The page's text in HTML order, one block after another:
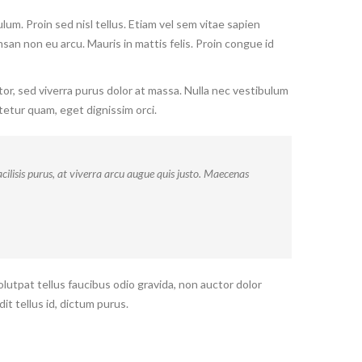
Proin sed nisl tellus. Etiam vel sem vitae sapien
non eu arcu. Mauris in mattis felis. Proin congue id
sed viverra purus dolor at massa. Nulla nec vestibulum
quam, eget dignissim orci.
purus, at viverra arcu augue quis justo. Maecenas
tellus faucibus odio gravida, non auctor dolor
tellus id, dictum purus.